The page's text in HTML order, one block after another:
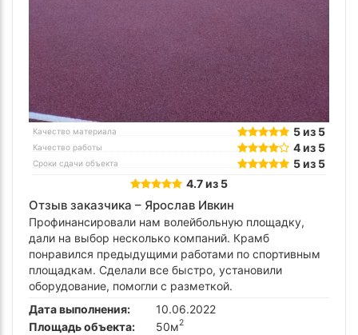
Качество материала 5 из 5
Качество работы 4 из 5
Сроки сдачи объекта
5 из 5
4.7 из 5
Отзыв заказчика – Ярослав Ивкин
Профинансировали нам волейбольную площадку,
дали на выбор несколько компаний. Крамб
понравился предыдущими работами по спортивным
площадкам. Сделали все быстро, установили
оборудование, помогли с разметкой.
Дата выполнения:
10.06.2022
Площадь объекта:
50м2